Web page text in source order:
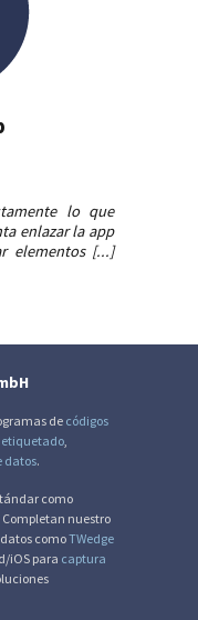
lo que
enlazar la app
elementos [...]
decódigos
etiquetado
datos.
como
Completan nuestro
comoTWedge
iOS para captura